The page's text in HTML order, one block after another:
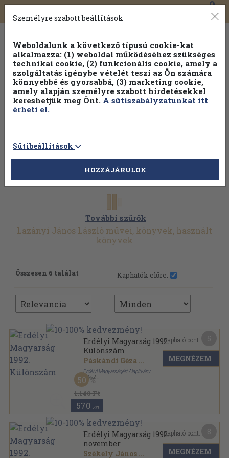
Toggle
navigation
0
Válogasson több mint 1.000.000 kiadványunk közül
100% kedvezménnyel!
További szűrők
Lazányi János László művei, könyvek, használt
könyvek
Összesen 6 találat Kaphatók előre:
Erdélyi Magyarság 1992.
Különszám
Páskándi Géza ...
Erdélyi Magyarságért Alapítvány
, 1992
Tűzött kötés
Erdélyi Magyarság sorozat
1.140 Ft
50
570 ,-Ft
Kapható pont:
MEGNÉZEM
Erdélyi Magyarság 1992.
november
Székely János ...
Kapható pont:
MEGNÉZEM
Személyre szabott beállítások
Weboldalunk a következő típusú cookie-kat
alkalmazza: (1) weboldal működéséhez szükséges
technikai cookie, (2) funkcionális cookie, amely a
szolgáltatás igénybe vételét teszi az Ön számára
könnyebbé és gyorsabbá, (3) marketing cookie,
amely alapján személyre szabott hirdetésekkel
kereshetjük meg Önt. A sütiszabályzatunkat itt
érheti el.
Sütibeállítások
HOZZÁJÁRULOK